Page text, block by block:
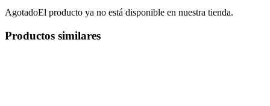
AgotadoEl producto ya no está disponible en nuestra tienda.
Productos similares